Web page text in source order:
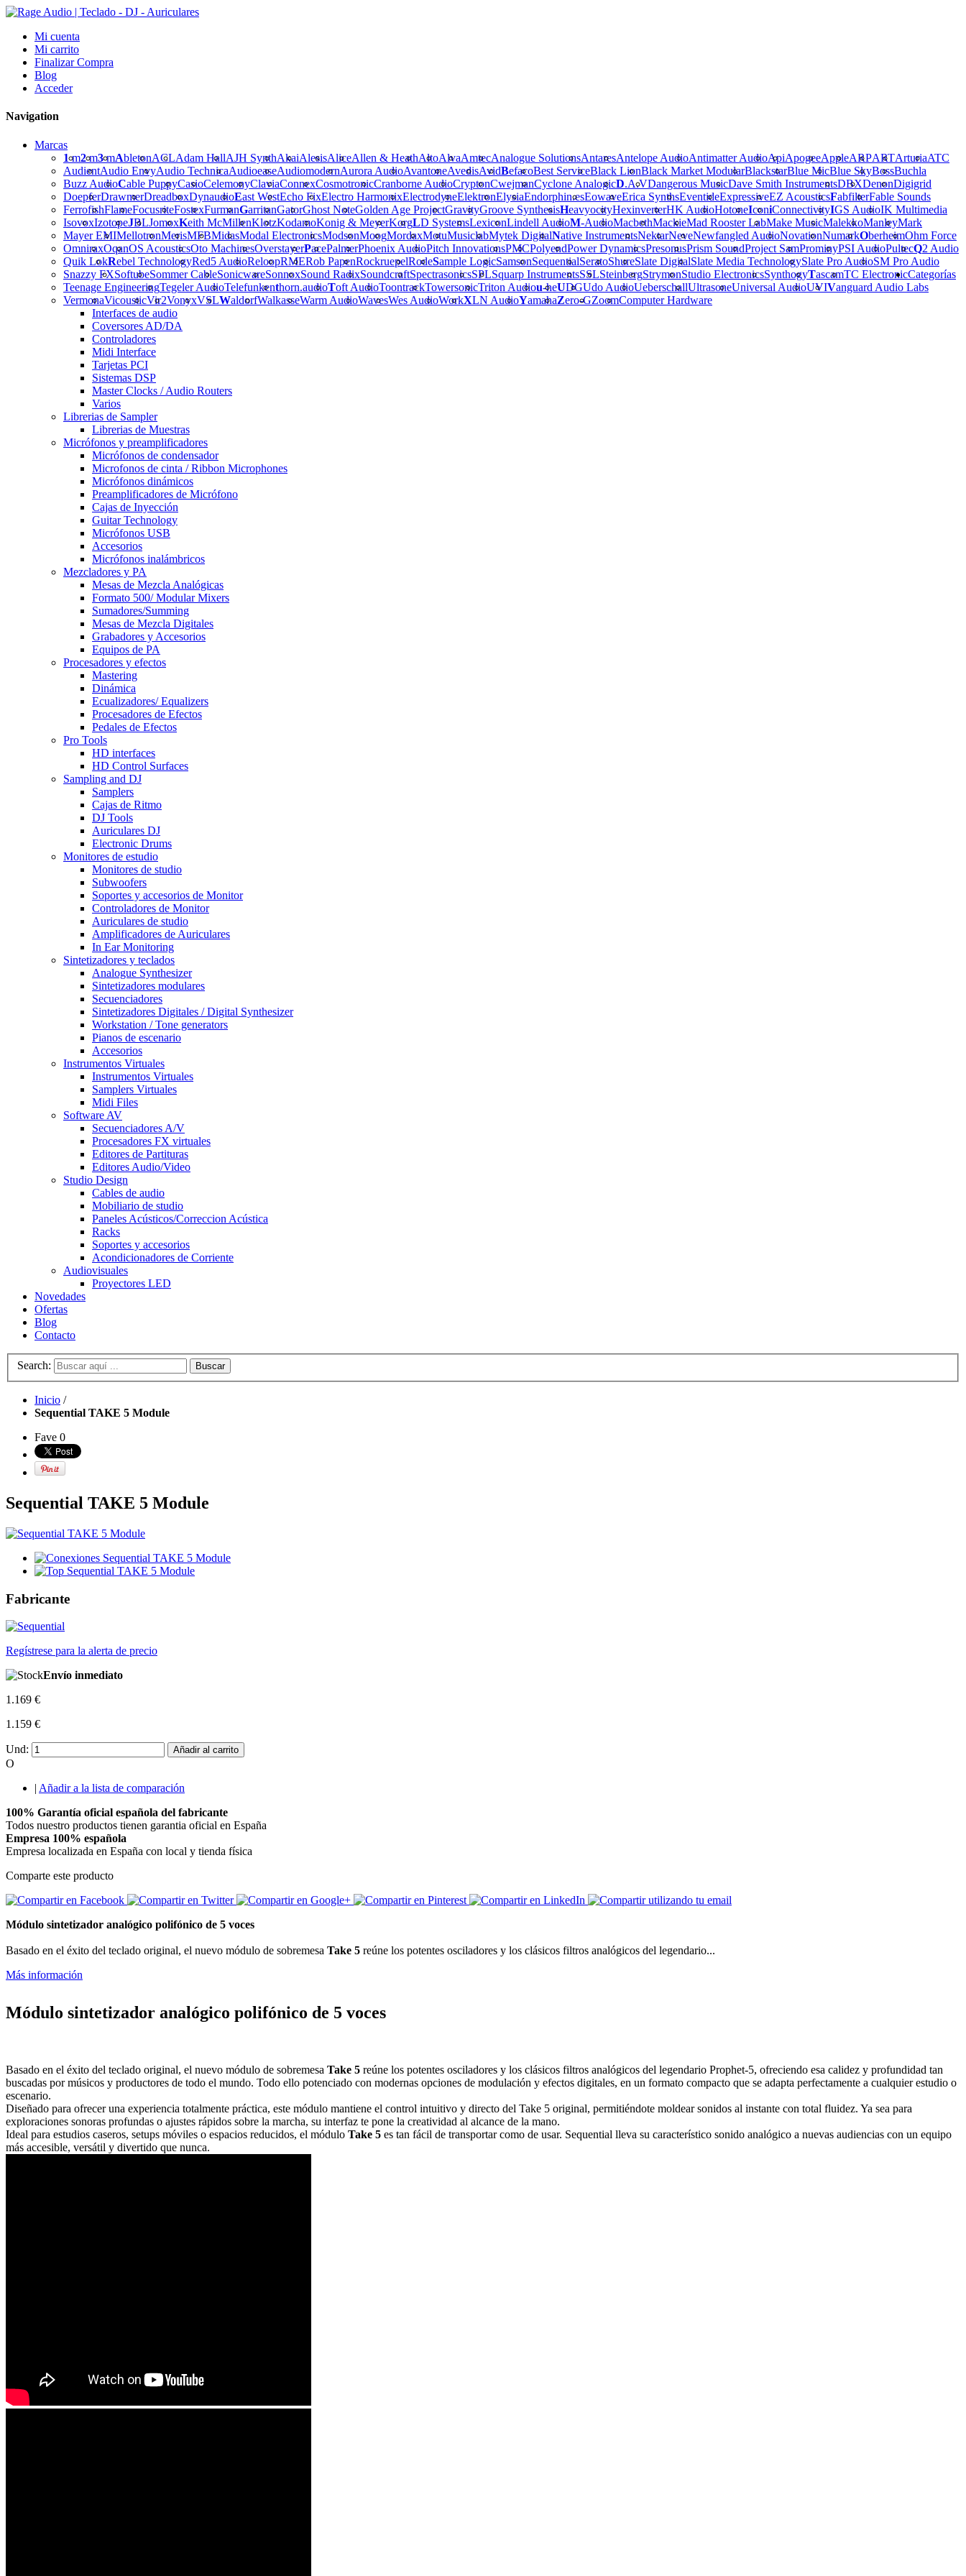
Mi cuenta
Mi carrito
Finalizar Compra
Blog
Acceder
Navigation
Marcas
1m2m3mAbletonACLAdam HallAJH SynthAkaiAlesisAliceAllen & HeathAltoAlvaAmtecAnalogue SolutionsAntaresAntelope AudioAntimatter AudioApiApogeeAppleARPARTArturiaATC
AudientAudio EnvyAudio TechnicaAudioeaseAudiomodernAurora AudioAvantoneAvedisAvidBefacoBest ServiceBlack LionBlack Market ModularBlackstarBlue MicBlue SkyBossBuchla
Buzz AudioCable PuppyCasioCelemonyClaviaConnexCosmotronicCranborne AudioCryptonCwejmanCyclone AnalogicD.A.VDangerous MusicDave Smith InstrumentsDBXDenonDigigrid
DoepferDrawmerDreadboxDynaudioEast WestEcho FixElectro HarmonixElectrodyneElektronElysiaEndorphin.esEowaveErica SynthsEventideExpressiveEZ AcousticsFabfilterFable Sounds
FerrofishFlameFocusriteFostexFurmanGarritanGatorGhost NoteGolden Age ProjectGravityGroove SynthesisHeavyocityHexinverterHK AudioHotoneIconiConnectivityIGS AudioIK Multimedia
IsovoxIzotopeJBLJomoxKeith McMillenKlotzKodamoKonig & MeyerKorgLD SystemsLexiconLindell AudioM-AudioMacbethMackieMad Rooster LabMake MusicMalekkoManleyMark
Mayer EMIMellotronMerisMFBMidasModal ElectronicsModsonMoogMordaxMotuMusiclabMytek DigitalNative InstrumentsNektarNeveNewfangled AudioNovationNumarkOberheimOhm Force
OmniraxOqanOS AcousticsOto MachinesOverstayerPacePalmerPhoenix AudioPitch InnovationsPMCPolyendPower DynamicsPresonusPrism SoundProject SamProminyPSI AudioPultecQ2 Audio
Quik LokRebel TechnologyRed5 AudioReloopRMERob PapenRockruepelRodeSample LogicSamsonSequentialSeratoShureSlate DigitalSlate Media TechnologySlate Pro AudioSM Pro Audio
Snazzy FXSoftubeSommer CableSonicwareSonnoxSound RadixSoundcraftSpectrasonicsSPLSquarp InstrumentsSSLSteinbergStrymonStudio ElectronicsSynthogyTascamTC Electronic
Teenage EngineeringTegeler AudioTelefunkenthorn.audioToft AudioToontrackTowersonicTriton Audiou-heUDGUdo AudioUeberschallUltrasoneUniversal AudioUVIVanguard Audio Labs
VermonaVicousticVir2VonyxVSLWaldorfWalkasseWarm AudioWavesWes AudioWorkXLN AudioYamahaZero-GZoom
Categorías
Computer Hardware
Interfaces de audio
Coversores AD/DA
Controladores
Midi Interface
Tarjetas PCI
Sistemas DSP
Master Clocks / Audio Routers
Varios
Librerias de Sampler
Librerias de Muestras
Micrófonos y preamplificadores
Micrófonos de condensador
Microfonos de cinta / Ribbon Microphones
Micrófonos dinámicos
Preamplificadores de Micrófono
Cajas de Inyección
Guitar Technology
Micrófonos USB
Accesorios
Micrófonos inalámbricos
Mezcladores y PA
Mesas de Mezcla Analógicas
Formato 500/ Modular Mixers
Sumadores/Summing
Mesas de Mezcla Digitales
Grabadores y Accesorios
Equipos de PA
Procesadores y efectos
Mastering
Dinámica
Ecualizadores/ Equalizers
Procesadores de Efectos
Pedales de Efectos
Pro Tools
HD interfaces
HD Control Surfaces
Sampling and DJ
Samplers
Cajas de Ritmo
DJ Tools
Auriculares DJ
Electronic Drums
Monitores de estudio
Monitores de studio
Subwoofers
Soportes y accesorios de Monitor
Controladores de Monitor
Auriculares de studio
Amplificadores de Auriculares
In Ear Monitoring
Sintetizadores y teclados
Analogue Synthesizer
Sintetizadores modulares
Secuenciadores
Sintetizadores Digitales / Digital Synthesizer
Workstation / Tone generators
Pianos de escenario
Accesorios
Instrumentos Virtuales
Instrumentos Virtuales
Samplers Virtuales
Midi Files
Software AV
Secuenciadores A/V
Procesadores FX virtuales
Editores de Partituras
Editores Audio/Video
Studio Design
Cables de audio
Mobiliario de studio
Paneles Acústicos/Correccion Acústica
Racks
Soportes y accesorios
Acondicionadores de Corriente
Audiovisuales
Proyectores LED
Novedades
Ofertas
Blog
Contacto
Search: Buscar
Inicio /
Sequential TAKE 5 Module
Fave 0
Sequential TAKE 5 Module
Fabricante
Regístrese para la alerta de precio
Envío inmediato
1.169 €
1.159 €
Und: Añadir al carrito
O
| Añadir a la lista de comparación
100% Garantía oficial española del fabricante
Todos nuestro productos tienen garantia oficial en España
Empresa 100% española
Empresa localizada en España con local y tienda física
Comparte este producto
Módulo sintetizador analógico polifónico de 5 voces
Basado en el éxito del teclado original, el nuevo módulo de sobremesa Take 5 reúne los potentes osciladores y los clásicos filtros analógicos del legendario...
Más información
Módulo sintetizador analógico polifónico de 5 voces
Basado en el éxito del teclado original, el nuevo módulo de sobremesa Take 5 reúne los potentes osciladores y los clásicos filtros analógicos del legendario Prophet-5, ofreciendo esa calidez y profundidad tan
buscadas por músicos y productores de todo el mundo. Todo ello potenciado con modernas opciones de modulación y efectos digitales, en un formato compacto que se adapta perfectamente a cualquier estudio o
escenario.
Diseñado para ofrecer una experiencia totalmente práctica, este módulo mantiene el control intuitivo y directo del Take 5 original, permitiéndote moldear sonidos al instante con total fluidez. Ya sea para
exploraciones sonoras profundas o ajustes rápidos sobre la marcha, su interfaz te pone la creatividad al alcance de la mano.
Ideal para estudios caseros, setups móviles o espacios reducidos, el módulo Take 5 es tan fácil de transportar como de usar. Sequential lleva su característico sonido analógico a nuevas audiencias con un equipo
más accesible, versátil y divertido que nunca.